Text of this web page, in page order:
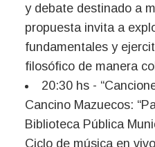
y debate destinado a
propuesta invita a
fundamentales y
filosófico de manera
20:30 hs -
Cancino Mazuecos:
Biblioteca Pública
Ciclo de música en